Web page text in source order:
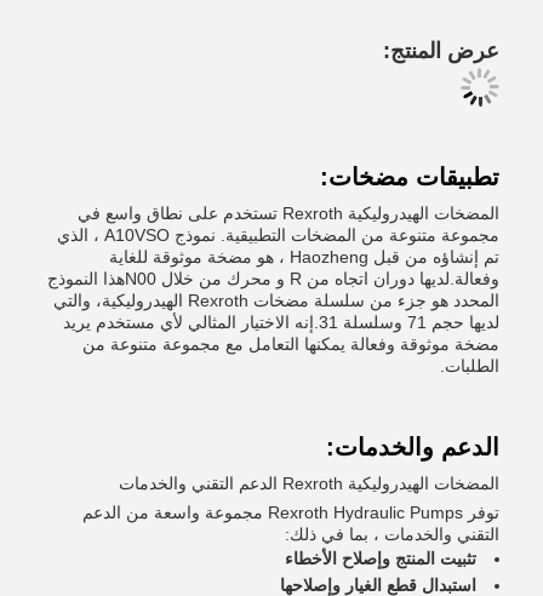
عرض المنتج:
تطبيقات مضخات:
المضخات الهيدروليكية Rexroth تستخدم على نطاق واسع في
مجموعة متنوعة من المضخات التطبيقية. نموذج A10VSO ، الذي
تم إنشاؤه من قبل Haozheng ، هو مضخة موثوقة للغاية
وفعالة.لديها دوران اتجاه من R و محرك من خلال N00هذا النموذج
المحدد هو جزء من سلسلة مضخات Rexroth الهيدروليكية، والتي
لديها حجم 71 وسلسلة 31.إنه الاختيار المثالي لأي مستخدم يريد
مضخة موثوقة وفعالة يمكنها التعامل مع مجموعة متنوعة من
الطلبات.
الدعم والخدمات:
المضخات الهيدروليكية Rexroth الدعم التقني والخدمات
توفر Rexroth Hydraulic Pumps مجموعة واسعة من الدعم
التقني والخدمات ، بما في ذلك:
تثبيت المنتج وإصلاح الأخطاء
استبدال قطع الغيار وإصلاحها